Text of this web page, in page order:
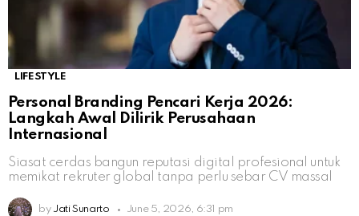
LIFESTYLE
Personal Branding Pencari Kerja 2026:
Langkah Awal Dilirik Perusahaan
Internasional
Siasat cerdas bangun reputasi digital profesional untuk
memikat rekruter global tanpa perlu sebar CV massal
by Jati Sunarto June 5, 2026, 6:31 pm